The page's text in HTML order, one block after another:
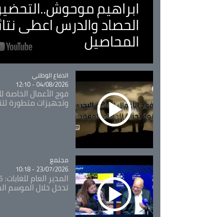
ابراهيم
الحصاد والدرس اعطى
المحاصيل
Catégorie
الدفاع الوطني
04/08/2026 - 12:10
فوج الأعمال الخاصة
وتجهيزات متطورة
Catégorie
مجتمع
23/07/2026 - 10:18
تدخل خلال الموسم